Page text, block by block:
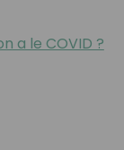
a le COVID ?